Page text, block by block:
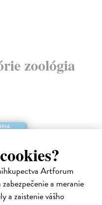
Artforum
a meranie
a zaistenie vášho
zoológia